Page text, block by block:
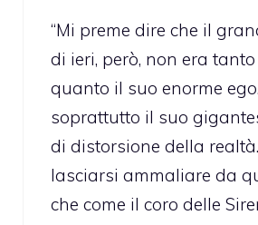
“Mi preme dire che il
di ieri, però, non era tanto
quanto il suo enorme
soprattutto il suo
di distorsione della
lasciarsi ammaliare da
che come il coro delle